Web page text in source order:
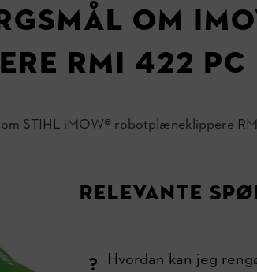
om
RMI 422 PC
STIHL iMOW® robotplæneklippere
Relevante
Hvordan kan jeg